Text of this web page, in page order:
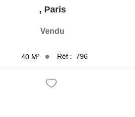
, Paris
Vendu
40 M² Réf : 796